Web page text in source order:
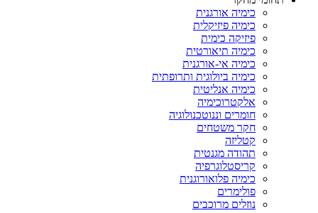
כימיה אורגנית
כימיה פיזיקלית
פיזיקה כימית
כימיה תיאורטית
כימיה אי-אורגנית
כימיה ביולוגית ותרופתית
כימיה אנליטית
אלקטרוכימיה
חומרים וננוטכנולוגיה
חקר משטחים
קטליזה
תהודה מגנטית
קריסטלוגרפיה
כימיה פלואורוגנית
פולימרים
נוזלים מרוכבים